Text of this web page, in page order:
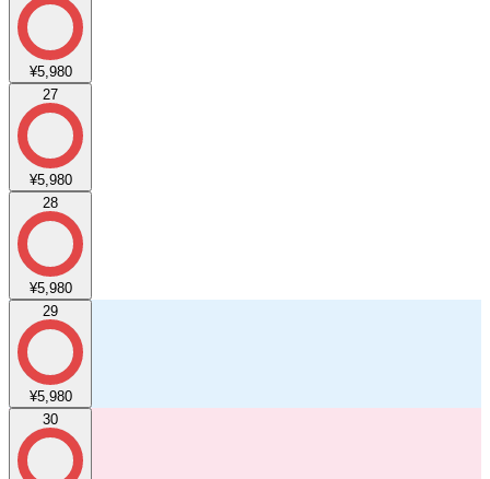
¥5,980
27
¥5,980
28
¥5,980
29
¥5,980
30